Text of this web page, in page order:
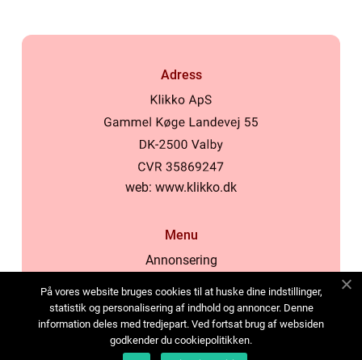
Adress
web: www.klikko.dk
Menu
Annonsering
Cookies
Kontakta oss
Sitemap
På vores website bruges cookies til at huske dine indstillinger,
statistik og personalisering af indhold og annoncer. Denne
information deles med tredjepart. Ved fortsat brug af websiden
godkender du cookiepolitikken.